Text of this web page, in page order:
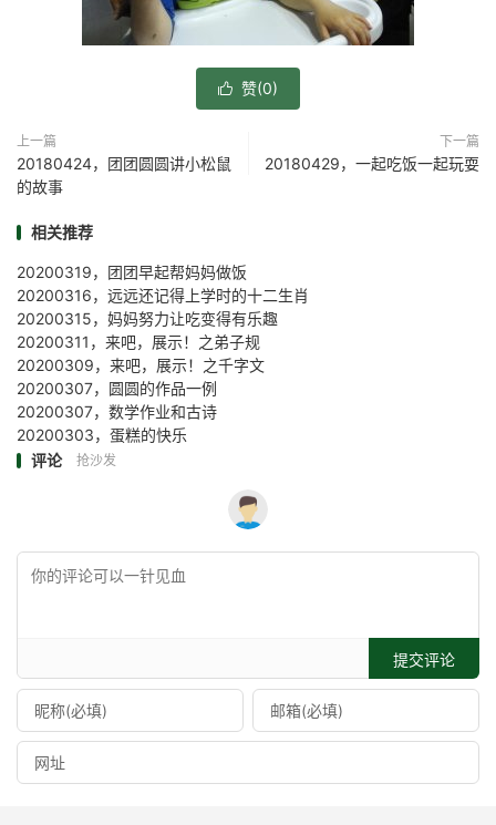
 赞(0)
上一篇
20180424，团团圆圆讲小松鼠
的故事
下一篇
20180429，一起吃饭一起玩耍
相关推荐
20200319，团团早起帮妈妈做饭
20200316，远远还记得上学时的十二生肖
20200315，妈妈努力让吃变得有乐趣
20200311，来吧，展示！之弟子规
20200309，来吧，展示！之千字文
20200307，圆圆的作品一例
20200307，数学作业和古诗
20200303，蛋糕的快乐
评论
抢沙发
提交评论